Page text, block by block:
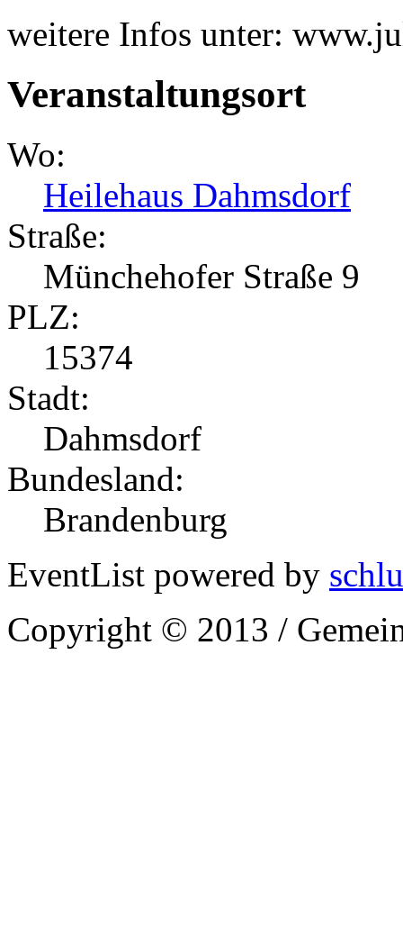
weitere Infos unter:
Veranstaltungsort
Wo:
Heilehaus Dahmsdorf
Straße:
Münchehofer Straße 9
PLZ:
15374
Stadt:
Dahmsdorf
Bundesland:
Brandenburg
EventList powered by
Copyright © 2013 /